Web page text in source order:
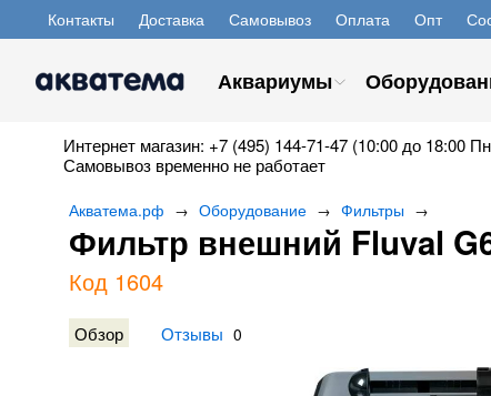
Контакты Доставка Самовывоз Оплата Опт
Аквариумы
Интернет магазин: +7 (495) 144-71-47 (10:00 до 18:00
Самовывоз временно не работает
Акватема.рф → Оборудование → Фильтры →
Фильтр внешний Fluval
Код 1604
Обзор Отзывы 0